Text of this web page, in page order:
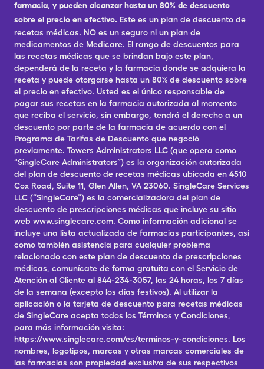
farmacia, y pueden alcanzar hasta un 80% de descuento
sobre el precio en efectivo. Este es un plan de descuento de
recetas médicas. NO es un seguro ni un plan de
medicamentos de Medicare. El rango de descuentos para
las recetas médicas que se brindan bajo este plan,
dependerá de la receta y la farmacia donde se adquiera la
receta y puede otorgarse hasta un 80% de descuento sobre
el precio en efectivo. Usted es el único responsable de
pagar sus recetas en la farmacia autorizada al momento
que reciba el servicio, sin embargo, tendrá el derecho a un
descuento por parte de la farmacia de acuerdo con el
Programa de Tarifas de Descuento que negoció
previamente. Towers Administrators LLC (que opera como
“SingleCare Administrators”) es la organización autorizada
del plan de descuento de recetas médicas ubicada en 4510
Cox Road, Suite 11, Glen Allen, VA 23060. SingleCare Services
LLC (“SingleCare”) es la comercializadora del plan de
descuento de prescripciones médicas que incluye su sitio
web www.singlecare.com. Como información adicional se
incluye una lista actualizada de farmacias participantes, así
como también asistencia para cualquier problema
relacionado con este plan de descuento de prescripciones
médicas, comunícate de forma gratuita con el Servicio de
Atención al Cliente al 844-234-3057, las 24 horas, los 7 días
de la semana (excepto los días festivos). Al utilizar la
aplicación o la tarjeta de descuento para recetas médicas
de SingleCare acepta todos los Términos y Condiciones,
para más información visita:
https://www.singlecare.com/es/terminos-y-condiciones. Los
nombres, logotipos, marcas y otras marcas comerciales de
las farmacias son propiedad exclusiva de sus respectivos